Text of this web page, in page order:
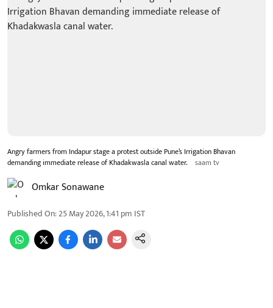
Angry farmers from Indapur stage a protest outside Pune’s Irrigation Bhavan
demanding immediate release of Khadakwasla canal water.
saam tv
Omkar Sonawane
Published On:25 May 2026, 1:41 pm IST